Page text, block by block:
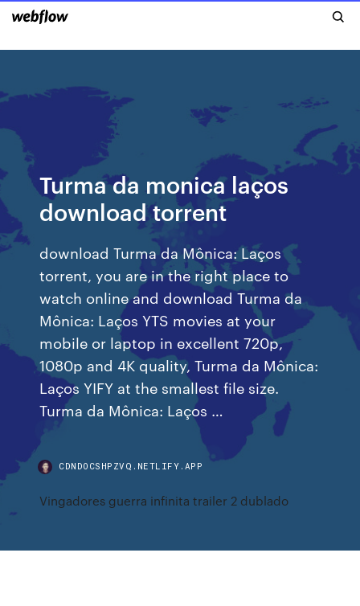
Turma da monica laços
download torrent
download Turma da Mônica: Laços
torrent, you are in the right place to
watch online and download Turma da
Mônica: Laços YTS movies at your
mobile or laptop in excellent 720p,
1080p and 4K quality, Turma da Mônica:
Laços YIFY at the smallest file size.
Turma da Mônica: Laços …
CDNDOCSHPZVQ.NETLIFY.APP
Vingadores guerra infinita trailer 2 dublado